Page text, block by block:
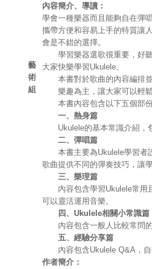
藝
術
組
內容簡介、導讀：
學會一種樂器而且能夠自在彈
攜帶方便和容易上手的特質讓
會是不錯的選擇。
學習樂器選歌很重要，好聽
大家快樂學習Ukulele。
本書對於歌曲的內容編排並
樂趣為主，讓大家可以輕
本書內容包含以下五個部
一、熱身篇
Ukulele的基本常識介紹，
二、彈唱篇
本書主要為Ukulele學習者設
歌曲提供不同的彈奏技巧，讓
三、樂理篇
內容包含學習Ukulele常用且
可以靈活運用音樂。
四、 Ukulele相關小常識篇
內容包含一般人比較常問的
五、經驗分享篇
內容包含Ukulele Q&A，自
作者簡介：